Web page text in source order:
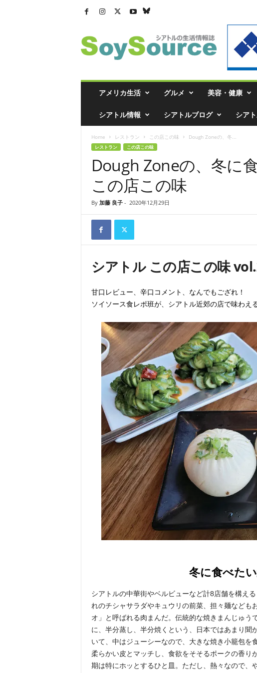
ト
ル
アメリカ生活 グルメ 美容・健康
シアトル情報 シアトルブログ シア
Home レストラン この店この味 Dough Zoneの、冬...
レストラン この店この味
Dough Zoneの、冬に
この店この味
By 加藤 良子- 2020年12月29日
シアトル この店この味
甘口レビュー、辛口コメント、なんでもござれ！
ソイソース食レポ班が、シアトル近郊の店で味わえ
冬に食べた
シアトルの中華街やベルビューなど計8店舗を構え
れのチシャサラダやキュウリの前菜、担々麺なども
オ」と呼ばれる肉まんだ。伝統的な焼きまんじゅ
に、半分蒸し、半分焼くという、日本ではあまり聞
いて、中はジューシーなので、大きな焼き小籠包を
柔らかい皮とマッチし、食欲をそそるポークの香り
期は特にホッとするひと皿。ただし、熱々なので、